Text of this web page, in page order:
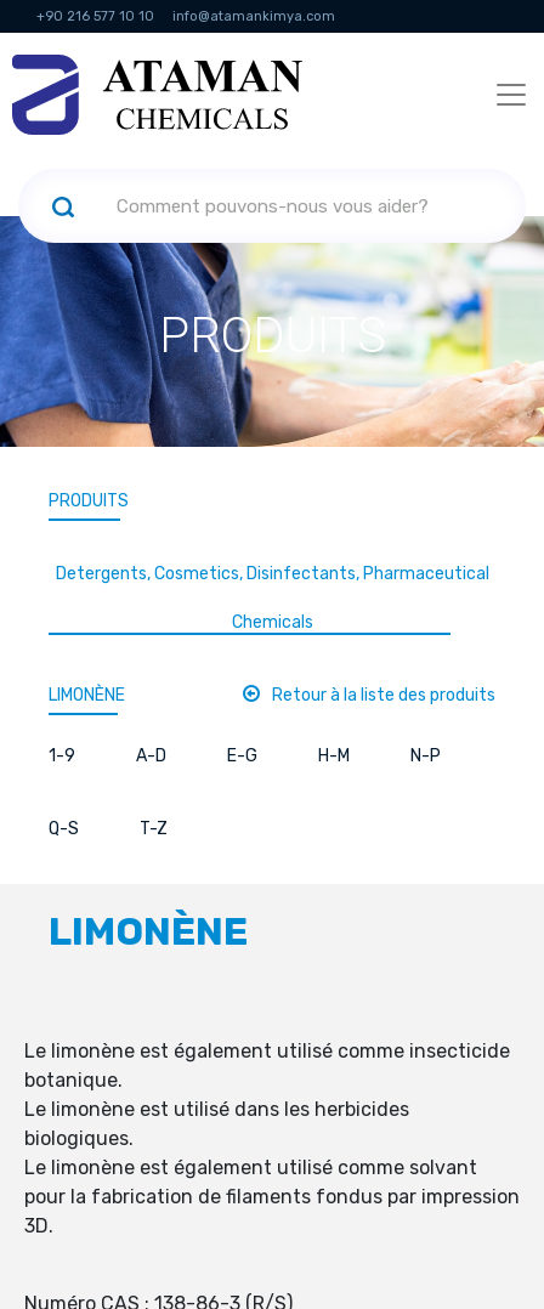
+90 216 577 10 10 info@atamankimya.com
KVKK Politikası Services de la société de l'information
humaines
PRODUITS
PRODUITS
Detergents, Cosmetics, Disinfectants, Pharmaceutical
Chemicals
LIMONÈNE Retour à la liste des produits
1-9 A-D E-G H-M N-P
Q-S T-Z
LIMONÈNE
Le limonène est également utilisé comme insecticide
botanique.
Le limonène est utilisé dans les herbicides
biologiques.
Le limonène est également utilisé comme solvant
pour la fabrication de filaments fondus par impression
3D.
Numéro CAS : 138-86-3 (R/S)